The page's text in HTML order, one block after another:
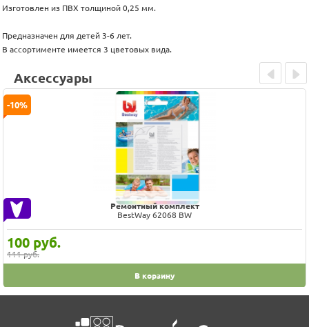
Изготовлен из ПВХ толщиной 0,25 мм.
Предназначен для детей 3-6 лет.
В ассортименте имеется 3 цветовых вида.
Аксессуары
Ремонтный комплект
BestWay 62068 BW
100 руб.
111 руб.
-10%
В корзину
Prev Next